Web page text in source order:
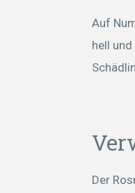
Auf
hell
Der